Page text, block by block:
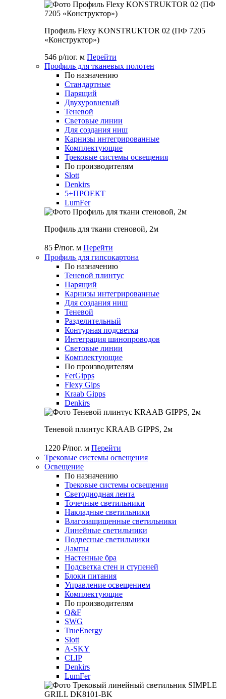
Профиль Flexy KONSTRUKTOR 02 (ПФ 7205
«Конструктор»)
546 р/пог. м Перейти
Профиль для тканевых полотен
По назначению
Стандартные
Парящий
Двухуровневый
Теневой
Световые линии
Для создания ниш
Карнизы интегрированные
Комплектующие
Трековые системы освещения
По производителям
Slott
Denkirs
5+ПРОЕКТ
LumFer
Профиль для ткани стеновой, 2м
85 ₽/пог. м Перейти
Профиль для гипсокартона
По назначению
Теневой плинтус
Парящий
Карнизы интегрированные
Для создания ниш
Теневой
Разделительный
Контурная подсветка
Интеграция шинопроводов
Световые линии
Комплектующие
По производителям
FerGipps
Flexy Gips
Kraab Gipps
Denkirs
Теневой плинтус KRAAB GIPPS, 2м
1220 ₽/пог. м Перейти
Трековые системы освещения
Освещение
По назначению
Трековые системы освещения
Светодиодная лента
Точечные светильники
Накладные светильники
Влагозащищенные светильники
Линейные светильники
Подвесные светильники
Лампы
Настенные бра
Подсветка стен и ступеней
Блоки питания
Управление освещением
Комплектующие
По производителям
Q&F
SWG
TrueEnergy
Slott
A-SKY
CLIP
Denkirs
LumFer